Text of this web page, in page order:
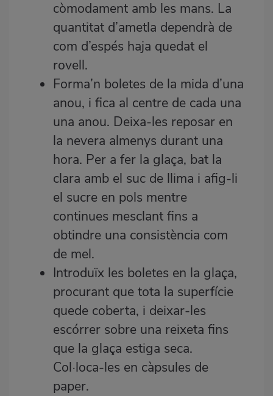
còmodament amb les mans. La
quantitat d’ametla dependrà de
com d’espés haja quedat el
rovell.
Forma’n boletes de la mida d’una
anou, i fica al centre de cada una
una anou. Deixa-les reposar en
la nevera almenys durant una
hora. Per a fer la glaça, bat la
clara amb el suc de llima i afig-li
el sucre en pols mentre
continues mesclant fins a
obtindre una consistència com
de mel.
Introduïx les boletes en la glaça,
procurant que tota la superfície
quede coberta, i deixar-les
escórrer sobre una reixeta fins
que la glaça estiga seca.
Col·loca-les en càpsules de
paper.